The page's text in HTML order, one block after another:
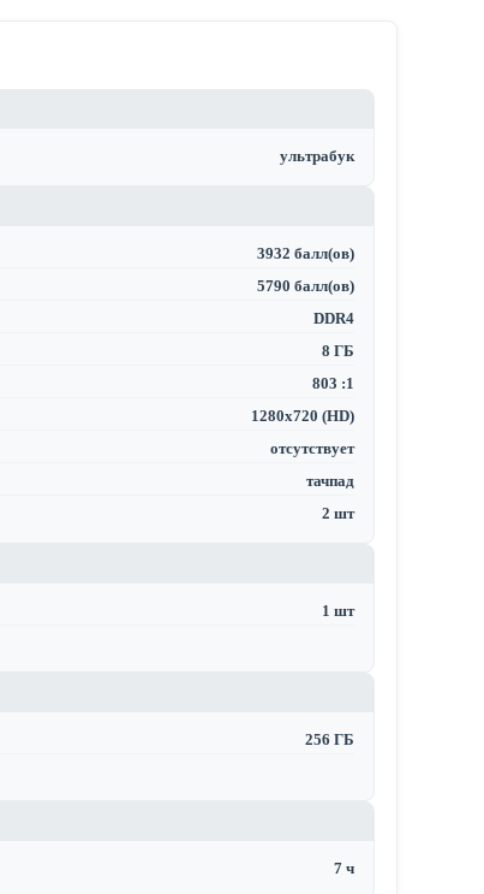
ультрабук
3932 балл(ов)
5790 балл(ов)
DDR4
8 ГБ
803 :1
1280x720 (HD)
отсутствует
тачпад
2 шт
1 шт
256 ГБ
7 ч